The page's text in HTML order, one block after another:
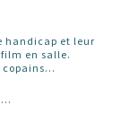
handicap et leur
en salle.
copains...